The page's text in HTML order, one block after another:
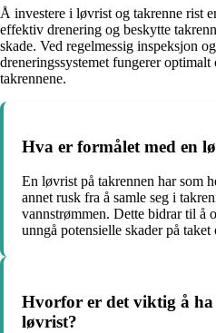
Å investere i løvrist og takrenne rist
effektiv drenering og beskytte
skade. Ved regelmessig inspeksjon
dreneringssystemet fungerer
takrennene.
Hva er formålet med en
En løvrist på takrennen har som
annet rusk fra å samle seg i
vannstrømmen. Dette bidrar til å
unngå potensielle skader på
Hvorfor er det viktig å ha
løvrist?